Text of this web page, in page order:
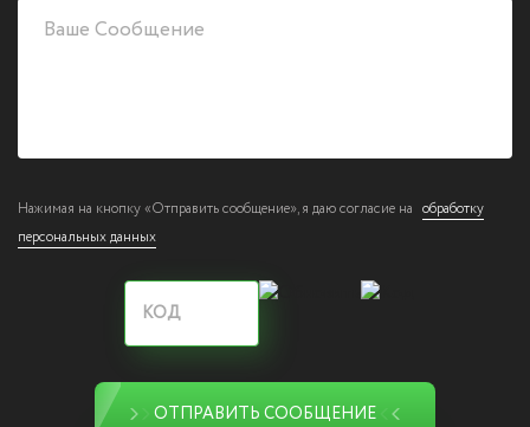
Нажимая на кнопку «Отправить сообщение», я даю согласие на обработку
персональных данных
ОТПРАВИТЬ СООБЩЕНИЕ